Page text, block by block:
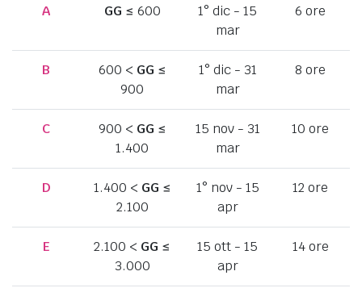
A GG ≤ 600
1° dic - 15
mar
6 ore
B 600 < GG ≤
900
1° dic - 31
mar
8 ore
C 900 < GG ≤
1.400
15 nov - 31
mar
10 ore
D 1.400 < GG ≤
2.100
1° nov - 15
apr
12 ore
E 2.100 < GG ≤
3.000
15 ott - 15
apr
14 ore